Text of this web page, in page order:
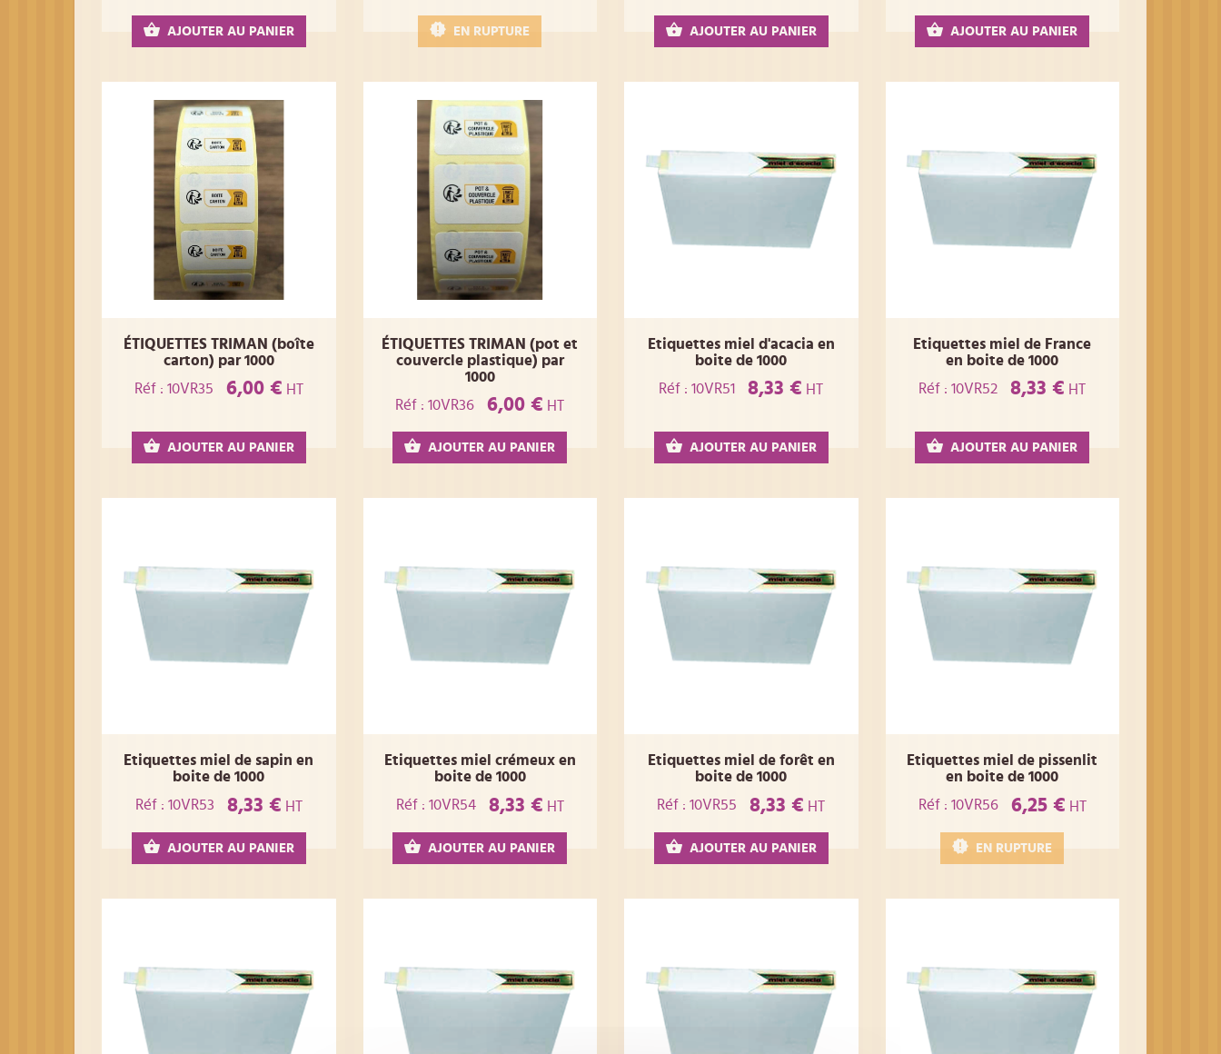
AJOUTER AU PANIER EN RUPTURE AJOUTER AU PANIER AJOUTER AU PANIER
ÉTIQUETTES TRIMAN (boîte
carton) par 1000
Réf : 10VR35
6,00 € HT
AJOUTER AU PANIER
ÉTIQUETTES TRIMAN (pot et
couvercle plastique) par
1000
Réf : 10VR36
6,00 € HT
AJOUTER AU PANIER
Etiquettes miel d'acacia en
boite de 1000
Réf : 10VR51
8,33 € HT
AJOUTER AU PANIER
Etiquettes miel de France
en boite de 1000
Réf : 10VR52
8,33 € HT
AJOUTER AU PANIER
Etiquettes miel de sapin en
boite de 1000
Réf : 10VR53
8,33 € HT
AJOUTER AU PANIER
Etiquettes miel crémeux en
boite de 1000
Réf : 10VR54
8,33 € HT
AJOUTER AU PANIER
Etiquettes miel de forêt en
boite de 1000
Réf : 10VR55
8,33 € HT
AJOUTER AU PANIER
Etiquettes miel de pissenlit
en boite de 1000
Réf : 10VR56
6,25 € HT
EN RUPTURE